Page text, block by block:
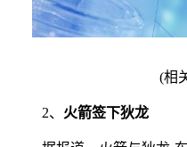
(相
2、 火箭签下狄龙